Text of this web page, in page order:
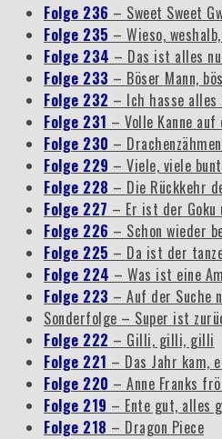
Folge 236 – Sweet Sweet
Folge 235 – Wieso,
Folge 234 – Das ist alles
Folge 233 – Böser Mann,
Folge 232 – Ich hasse alles
Folge 231 – Volle Kanne auf
Folge 230 –
Folge 229 – Viele, viele
Folge 228 – Die Rückkehr
Folge 227 – Er ist der Goku
Folge 226 – Schon wieder
Folge 225 – Da ist der
Folge 224 – Was ist eine
Folge 223 – Auf der Suche
Sonderfolge – Super ist
Folge 222 – Gilli, gilli, gilli
Folge 221 – Das Jahr kam,
Folge 220 – Anne Franks
Folge 219 – Ente gut, alles
Folge 218 – Dragon Piece